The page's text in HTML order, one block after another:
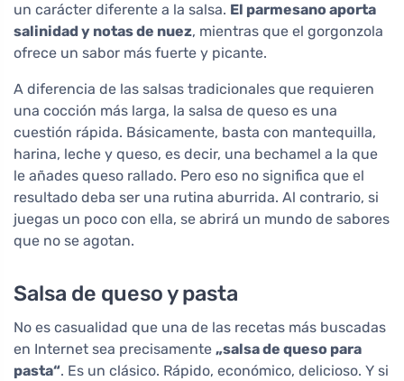
un carácter diferente a la salsa. El parmesano aporta
salinidad y notas de nuez, mientras que el gorgonzola
ofrece un sabor más fuerte y picante.
A diferencia de las salsas tradicionales que requieren
una cocción más larga, la salsa de queso es una
cuestión rápida. Básicamente, basta con mantequilla,
harina, leche y queso, es decir, una bechamel a la que
le añades queso rallado. Pero eso no significa que el
resultado deba ser una rutina aburrida. Al contrario, si
juegas un poco con ella, se abrirá un mundo de sabores
que no se agotan.
Salsa de queso y pasta
No es casualidad que una de las recetas más buscadas
en Internet sea precisamente „salsa de queso para
pasta“. Es un clásico. Rápido, económico, delicioso. Y si